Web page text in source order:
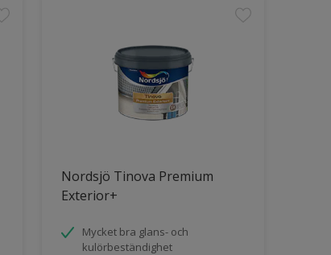
Nordsjö Tinova Premium
Exterior+
Mycket bra glans- och
kulörbeständighet